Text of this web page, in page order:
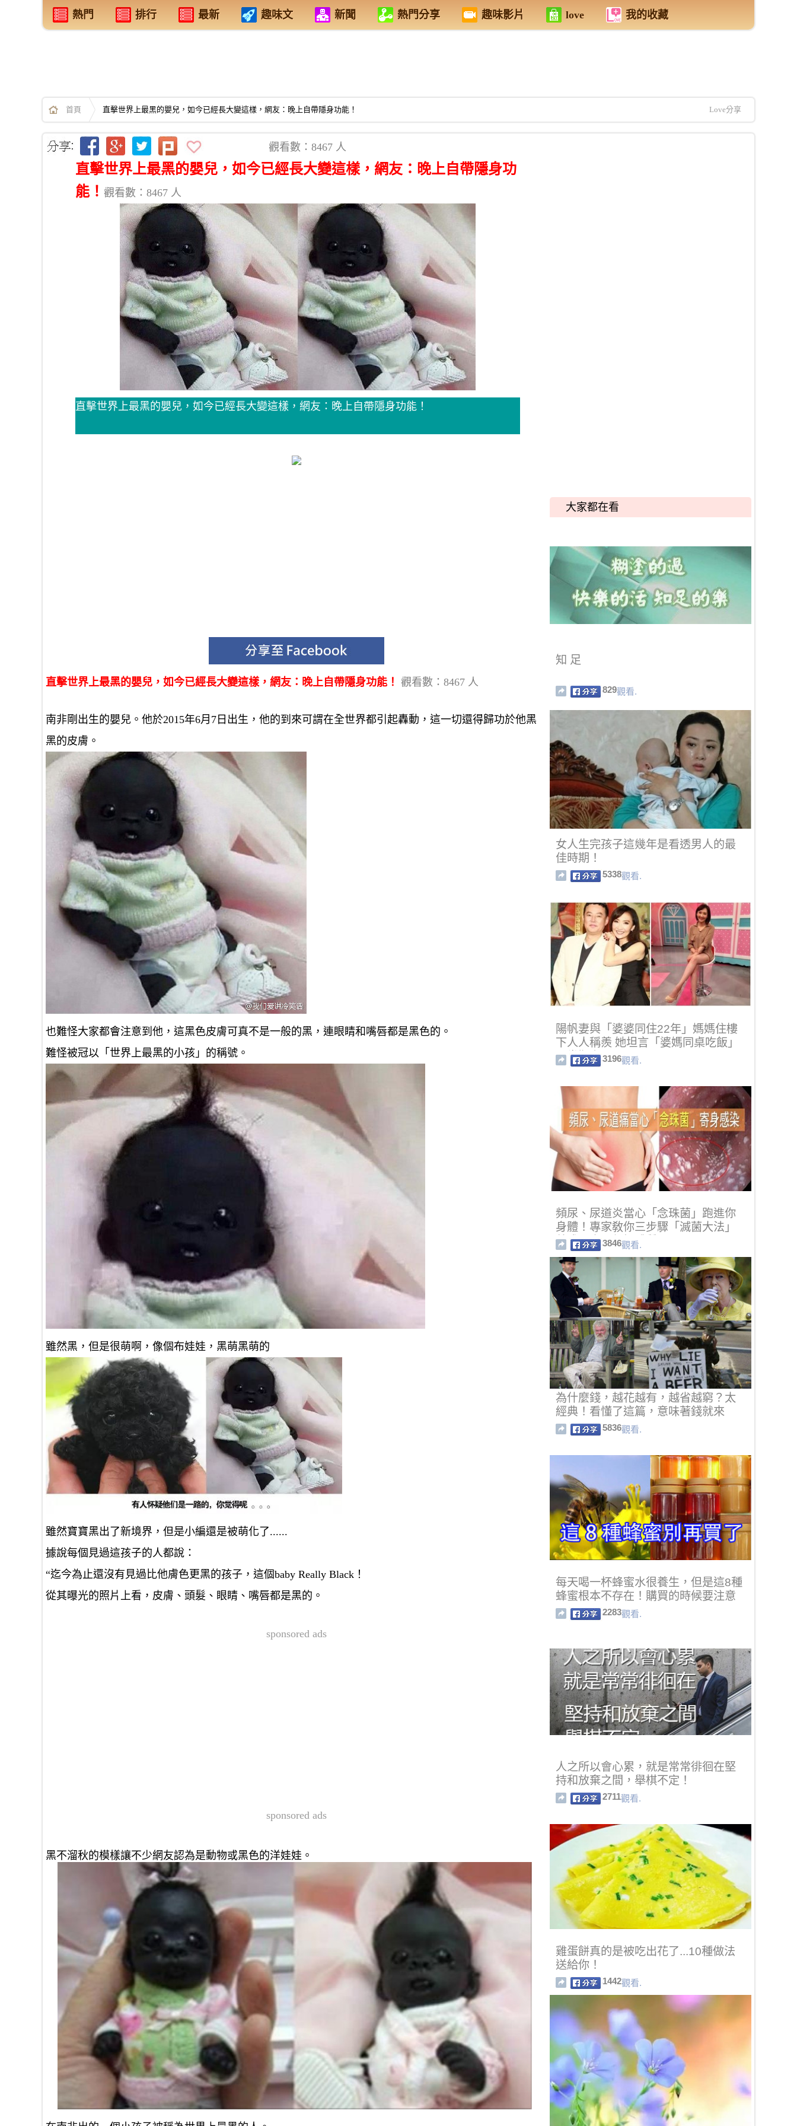
熱門 排行 最新 趣味文 新聞 熱門分享 趣味影片 love 我的收藏
首頁 直擊世界上最黑的嬰兒，如今已經長大變這樣，網友：晚上自帶隱身功能！ Love分享
觀看數：8467 人
直擊世界上最黑的嬰兒，如今已經長大變這樣，網友：晚上自帶隱身功
能！ 觀看數：8467 人
直擊世界上最黑的嬰兒，如今已經長大變這樣，網友：晚上自帶隱身功能！
直擊世界上最黑的嬰兒，如今已經長大變這樣，網友：晚上自帶隱身功能！ 觀看數：8467 人
南非剛出生的嬰兒。他於2015年6月7日出生，他的到來可謂在全世界都引起轟動，這一切還得歸功於他黑
黑的皮膚。
也難怪大家都會注意到他，這黑色皮膚可真不是一般的黑，連眼睛和嘴唇都是黑色的。
難怪被冠以「世界上最黑的小孩」的稱號。
雖然黑，但是很萌啊，像個布娃娃，黑萌黑萌的
雖然寶寶黑出了新境界，但是小編還是被萌化了......
據說每個見過這孩子的人都說：
“迄今為止還沒有見過比他膚色更黑的孩子，這個baby Really Black！
從其曝光的照片上看，皮膚、頭髮、眼睛、嘴唇都是黑的。
sponsored ads
sponsored ads
黑不溜秋的模樣讓不少網友認為是動物或黑色的洋娃娃。
大家都在看
知 足
829觀看.
女人生完孩子這幾年是看透男人的最
佳時期！
5338觀看.
陽帆妻與「婆婆同住22年」媽媽住樓
下人人稱羨 她坦言「婆媽同桌吃飯」
異常艱辛！3196觀看.
頻尿、尿道炎當心「念珠菌」跑進你
身體！專家敎你三步驟「滅菌大法」
養成百毒不侵好體質
3846觀看.
為什麼錢，越花越有，越省越窮？太
經典！看懂了這篇，意味著錢就來
了！
5836觀看.
每天喝一杯蜂蜜水很養生，但是這8種
蜂蜜根本不存在！購買的時候要注意
了！
2283觀看.
人之所以會心累，就是常常徘徊在堅
持和放棄之間，舉棋不定！
2711觀看.
雞蛋餅真的是被吃出花了...10種做法
送給你！
1442觀看.